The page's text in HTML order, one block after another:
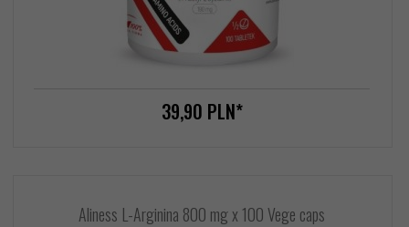
39,90 PLN*
Aliness L-Arginina 800 mg x 100 Vege caps